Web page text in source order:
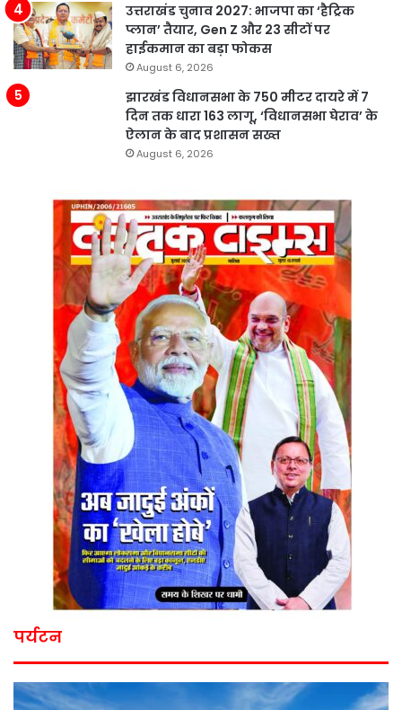
उत्तराखंड चुनाव 2027: भाजपा का ‘हैट्रिक
प्लान’ तैयार, Gen Z और 23 सीटों पर
हाईकमान का बड़ा फोकस
August 6, 2026
झारखंड विधानसभा के 750 मीटर दायरे में 7
दिन तक धारा 163 लागू, ‘विधानसभा घेराव’ के
ऐलान के बाद प्रशासन सख्त
August 6, 2026
पर्यटन